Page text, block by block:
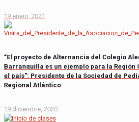
19 enero, 2021
“El proyecto de Alternancia del Colegio
Barranquilla es un ejemplo para la Región
el país”: Presidente de la Sociedad de
Regional Atlántico
19 diciembre, 2020